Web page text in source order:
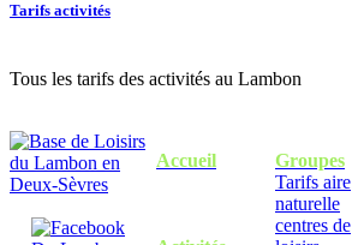
Tarifs activités
Tous les tarifs des activités au Lambon
Accueil
Groupes
Tarifs aire
naturelle
centres de